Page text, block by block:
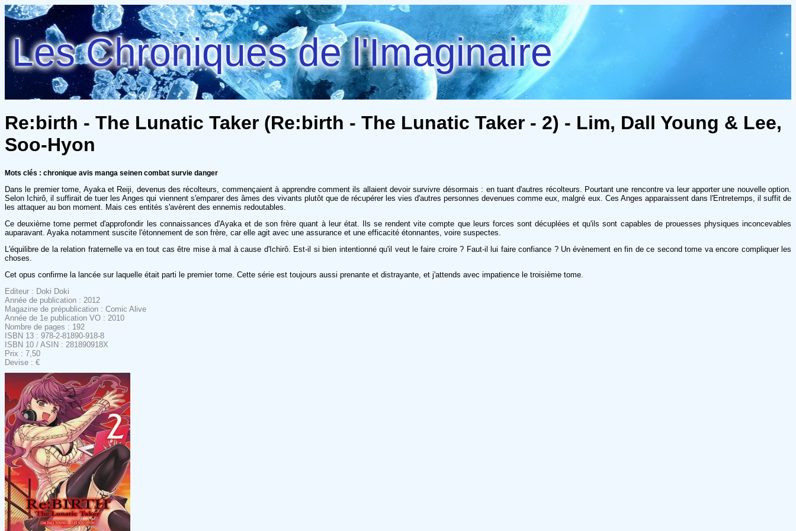
Les Chroniques de l'Imaginaire
Re:birth - The Lunatic Taker (Re:birth - The Lunatic Taker - 2) - Lim, Dall Young & Lee,
Soo-Hyon
Mots clés : chronique avis manga seinen combat survie danger
Dans le premier tome, Ayaka et Reiji, devenus des récolteurs, commençaient à apprendre comment ils allaient devoir survivre désormais : en tuant d'autres récolteurs. Pourtant une rencontre va leur apporter une nouvelle option.
Selon Ichirô, il suffirait de tuer les Anges qui viennent s'emparer des âmes des vivants plutôt que de récupérer les vies d'autres personnes devenues comme eux, malgré eux. Ces Anges apparaissent dans l'Entretemps, il suffit de
les attaquer au bon moment. Mais ces entités s'avèrent des ennemis redoutables.
Ce deuxième tome permet d'approfondir les connaissances d'Ayaka et de son frère quant à leur état. Ils se rendent vite compte que leurs forces sont décuplées et qu'ils sont capables de prouesses physiques inconcevables
auparavant. Ayaka notamment suscite l'étonnement de son frère, car elle agit avec une assurance et une efficacité étonnantes, voire suspectes.
L'équilibre de la relation fraternelle va en tout cas être mise à mal à cause d'Ichirô. Est-il si bien intentionné qu'il veut le faire croire ? Faut-il lui faire confiance ? Un évènement en fin de ce second tome va encore compliquer les
choses.
Cet opus confirme la lancée sur laquelle était parti le premier tome. Cette série est toujours aussi prenante et distrayante, et j'attends avec impatience le troisième tome.
Editeur : Doki Doki
Année de publication : 2012
Magazine de prépublication : Comic Alive
Année de 1e publication VO : 2010
Nombre de pages : 192
ISBN 13 : 978-2-81890-918-8
ISBN 10 / ASIN : 281890918X
Prix : 7,50
Devise : €